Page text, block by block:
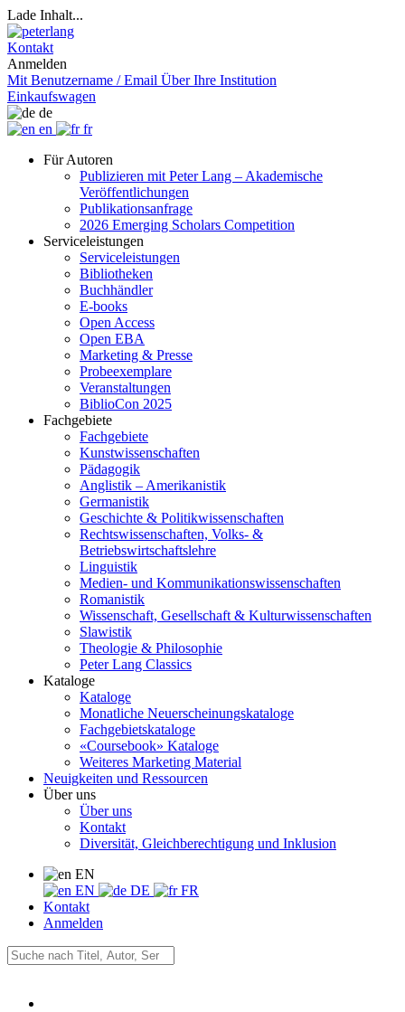
Lade Inhalt...
Kontakt
Anmelden
Mit Benutzername / Email Über Ihre Institution
Einkaufswagen
de
en
fr
Für Autoren
Publizieren mit Peter Lang – Akademische
Veröffentlichungen
Publikationsanfrage
2026 Emerging Scholars Competition
Serviceleistungen
Serviceleistungen
Bibliotheken
Buchhändler
E-books
Open Access
Open EBA
Marketing & Presse
Probeexemplare
Veranstaltungen
BiblioCon 2025
Fachgebiete
Fachgebiete
Kunstwissenschaften
Pädagogik
Anglistik – Amerikanistik
Germanistik
Geschichte & Politikwissenschaften
Rechtswissenschaften, Volks- &
Betriebswirtschaftslehre
Linguistik
Medien- und Kommunikationswissenschaften
Romanistik
Wissenschaft, Gesellschaft & Kulturwissenschaften
Slawistik
Theologie & Philosophie
Peter Lang Classics
Kataloge
Kataloge
Monatliche Neuerscheinungskataloge
Fachgebietskataloge
«Coursebook» Kataloge
Weiteres Marketing Material
Neuigkeiten und Ressourcen
Über uns
Über uns
Kontakt
Diversität, Gleichberechtigung und Inklusion
EN
EN
DE
FR
Kontakt
Anmelden